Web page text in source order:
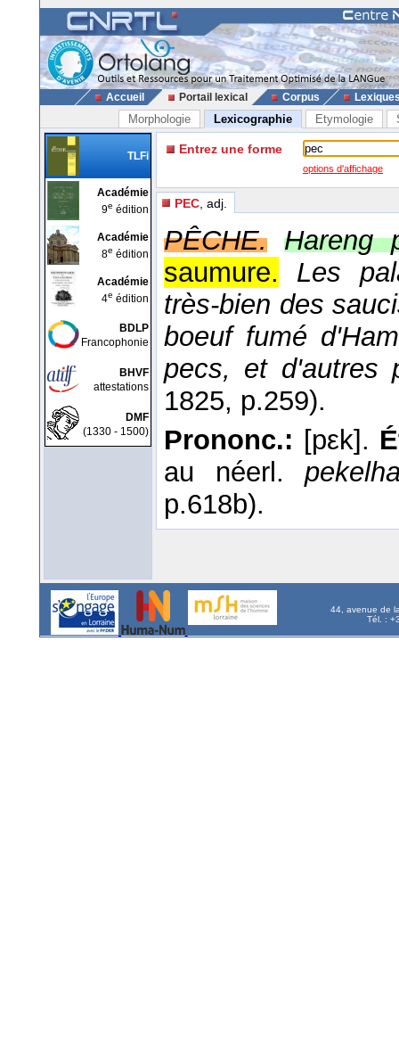
Accueil Portail lexical Corpus
Morphologie Lexicographie Etymologie
TLFi
Académie
9e édition
Académie
8e édition
Académie
4e édition
BDLP
Francophonie
BHVF
attestations
DMF
(1330 - 1500)
Entrez une forme
options d'affichage
PEC , adj.
PÊCHE. Hareng
saumure.
Les
très-bien des
boeuf fumé
pecs, et d'autres
1825, p.259).
Prononc.: [pεk].
au néerl.
p.618b).
44, avenue de
Tél. :